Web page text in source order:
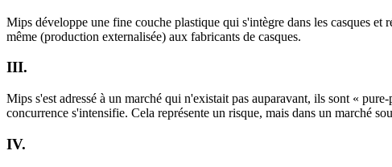
Mips développe une fine couche plastique qui s'intègre dans les casques
même (production externalisée) aux fabricants de casques.
III.
Mips s'est adressé à un marché qui n'existait pas auparavant, ils sont «
concurrence s'intensifie. Cela représente un risque, mais dans un marché
IV.